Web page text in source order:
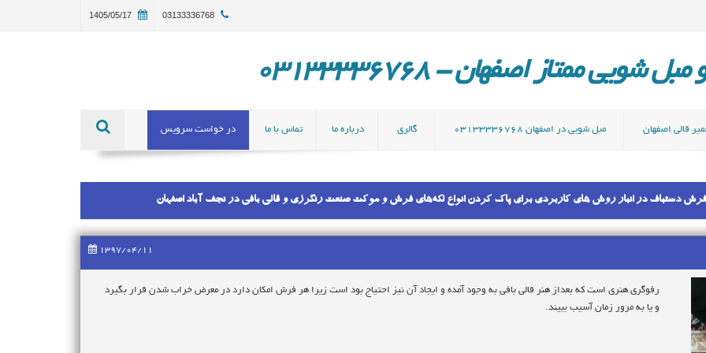
03133336768
1405/05/17
شویی ممتاز اصفهان - 03133336768
قالی اصفهان مبل شویی در اصفهان 03133336768 گالری درباره ما تماس با ما در خواست سرویس
دستباف در انبار روش های کاربردی برای پاک کردن انواع لکه‌های فرش و موکت صنعت رنگرزی و قالی بافی در نجف آباد اصفهان
1397/04/11
رفوگری هنری است که بعداز هنر قالی بافی به وجود آمده و ایجاد آن نیز احتیاج بود است زیرا هر فرش امکان دارد در معرض خراب شدن قرار بگیرد
و یا به مرور زمان آسیب ببیند.